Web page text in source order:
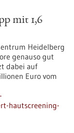
mit 1,6
Heidelberg
genauso gut
dabei auf
Euro vom
hautscreening-